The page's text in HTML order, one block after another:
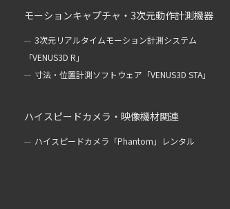
モーションキャプチャ・3次元動作計測機器
3次元リアルタイムモーション計測システム
「VENUS3D R」
寸法・位置計測ソフトウェア「VENUS3D STA」
ハイスピードカメラ・映像機材関連
ハイスピードカメラ「Phantom」レンタル